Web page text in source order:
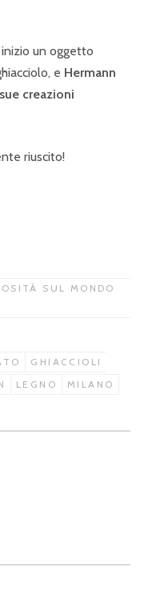
un oggetto
e Hermann
creazioni
riuscito!
SUL MONDO
GHIACCIOLI
LEGNO MILANO